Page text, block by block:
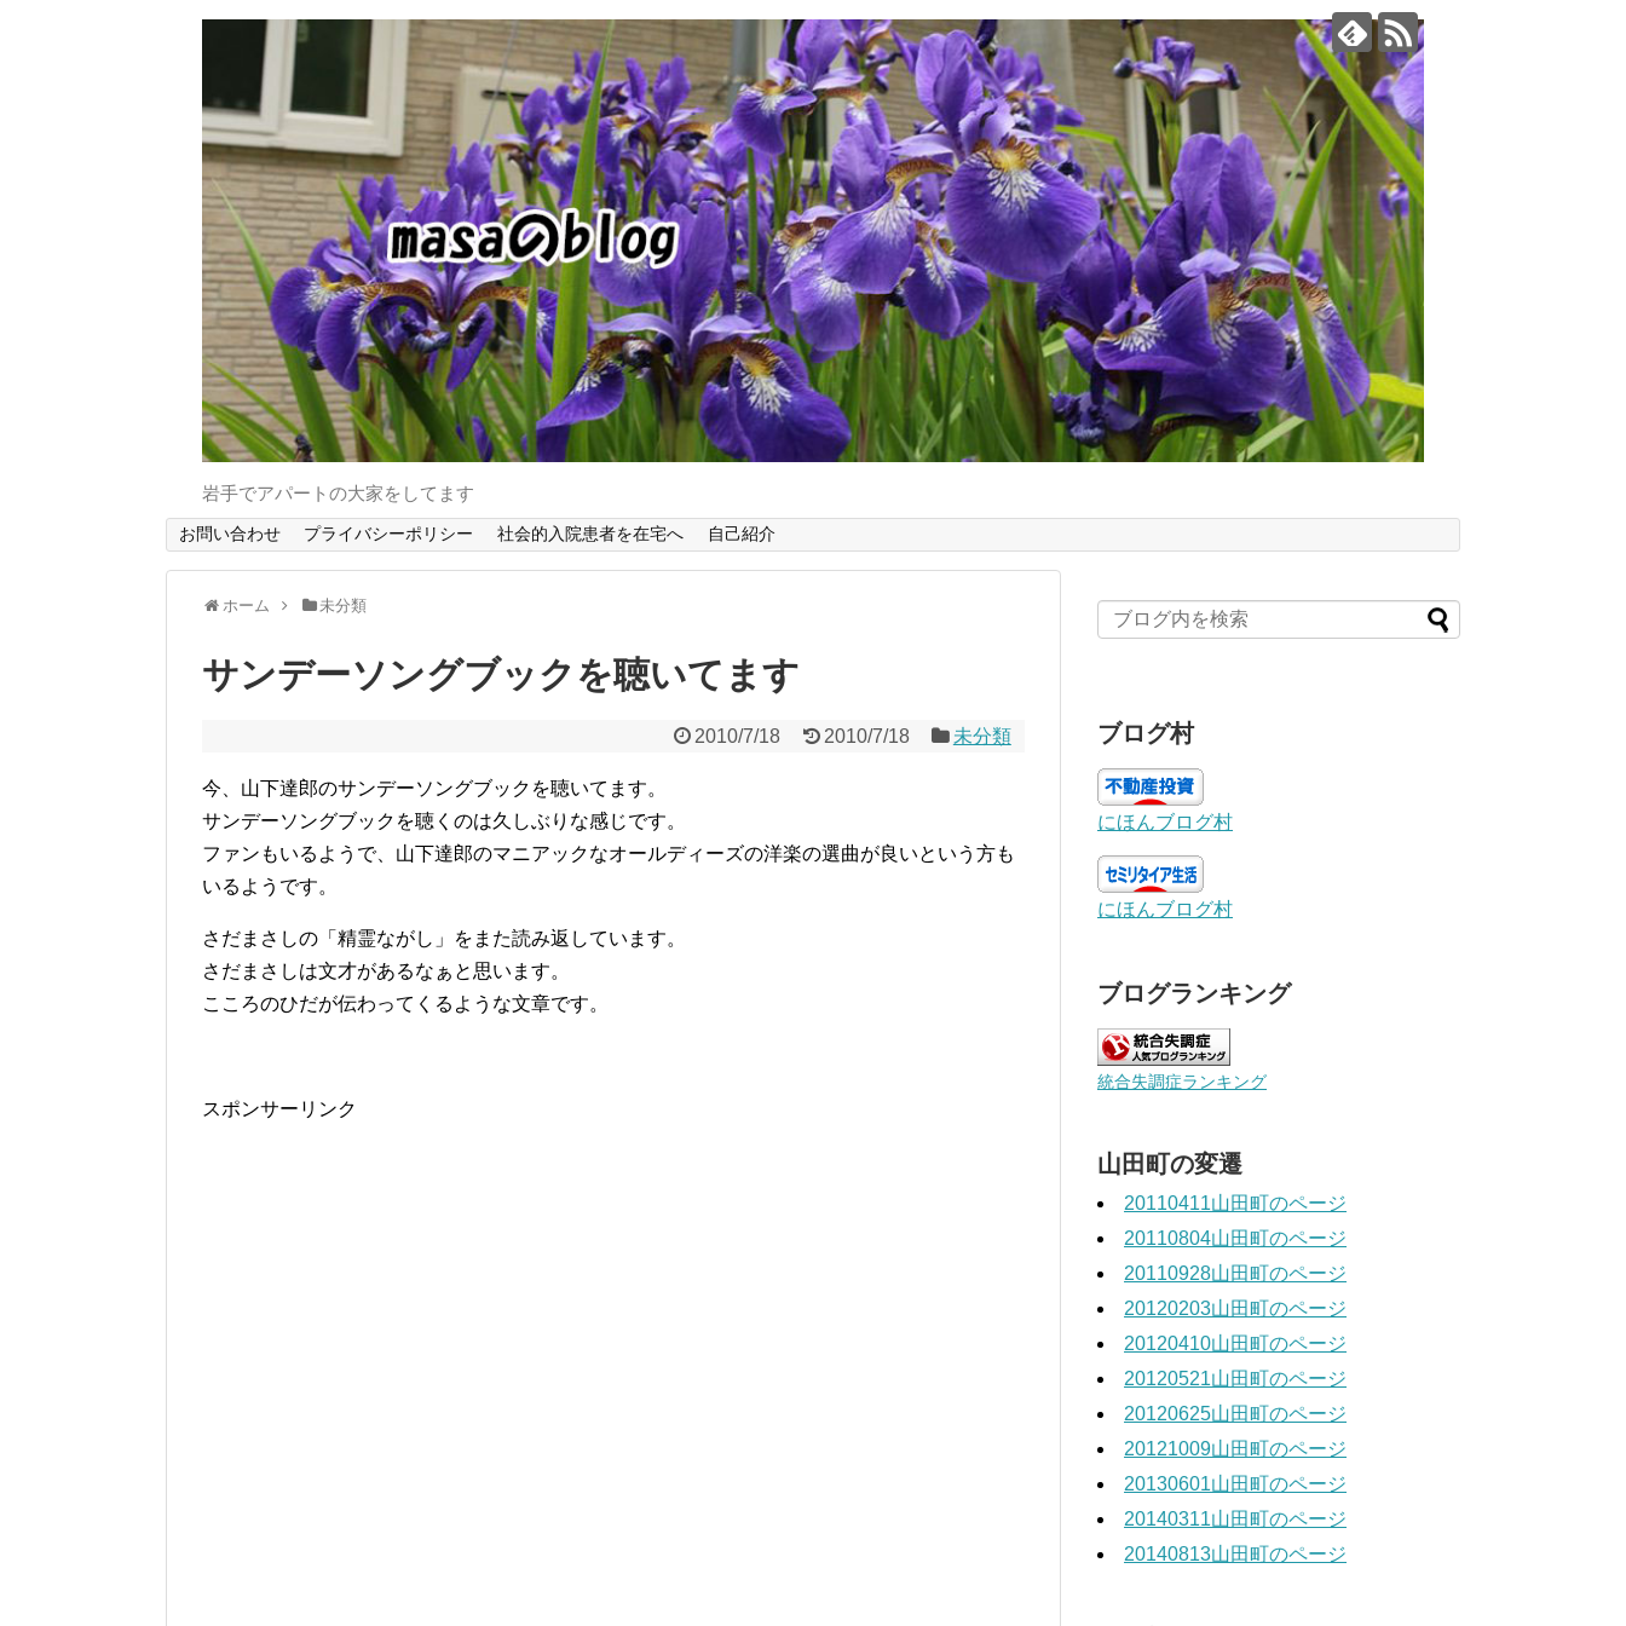
岩手でアパートの大家をしてます
お問い合わせ プライバシーポリシー 社会的入院患者を在宅へ 自己紹介
ホーム 未分類
サンデーソングブックを聴いてます
2010/7/18 2010/7/18 未分類
今、山下達郎のサンデーソングブックを聴いてます。
サンデーソングブックを聴くのは久しぶりな感じです。
ファンもいるようで、山下達郎のマニアックなオールディーズの洋楽の選曲が良いという方も
いるようです。
さだまさしの「精霊ながし」をまた読み返しています。
さだまさしは文才があるなぁと思います。
こころのひだが伝わってくるような文章です。
スポンサーリンク
ブログ村
にほんブログ村
にほんブログ村
ブログランキング
統合失調症ランキング
山田町の変遷
20110411山田町のページ
20110804山田町のページ
20110928山田町のページ
20120203山田町のページ
20120410山田町のページ
20120521山田町のページ
20120625山田町のページ
20121009山田町のページ
20130601山田町のページ
20140311山田町のページ
20140813山田町のページ